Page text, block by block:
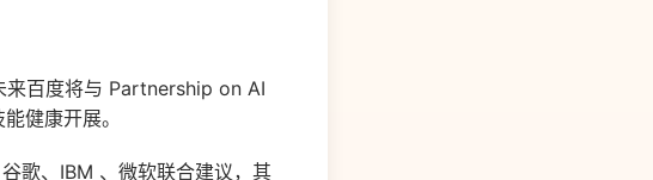
来百度将与 Partnership on AI
健康开展。
谷歌、 IBM 、 微软联合建议，其